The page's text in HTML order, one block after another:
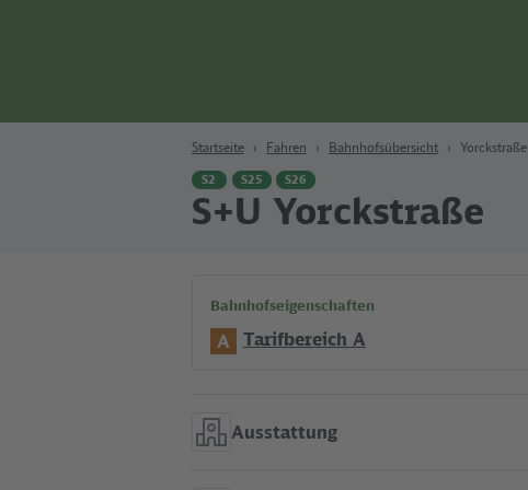
Startseite Fahren Bahnhofsübersicht Yorckstraße
S2 S25 S26
S+U Yorckstraße
Bahnhofseigenschaften
A Tarifbereich A
Ausstattung